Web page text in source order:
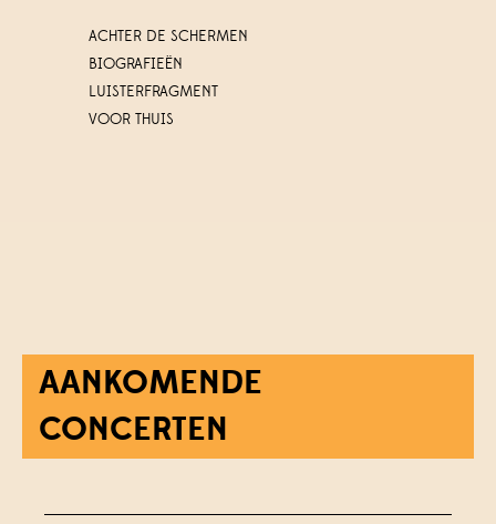
ACHTER DE SCHERMEN
BIOGRAFIEËN
LUISTERFRAGMENT
VOOR THUIS
AANKOMENDE
CONCERTEN